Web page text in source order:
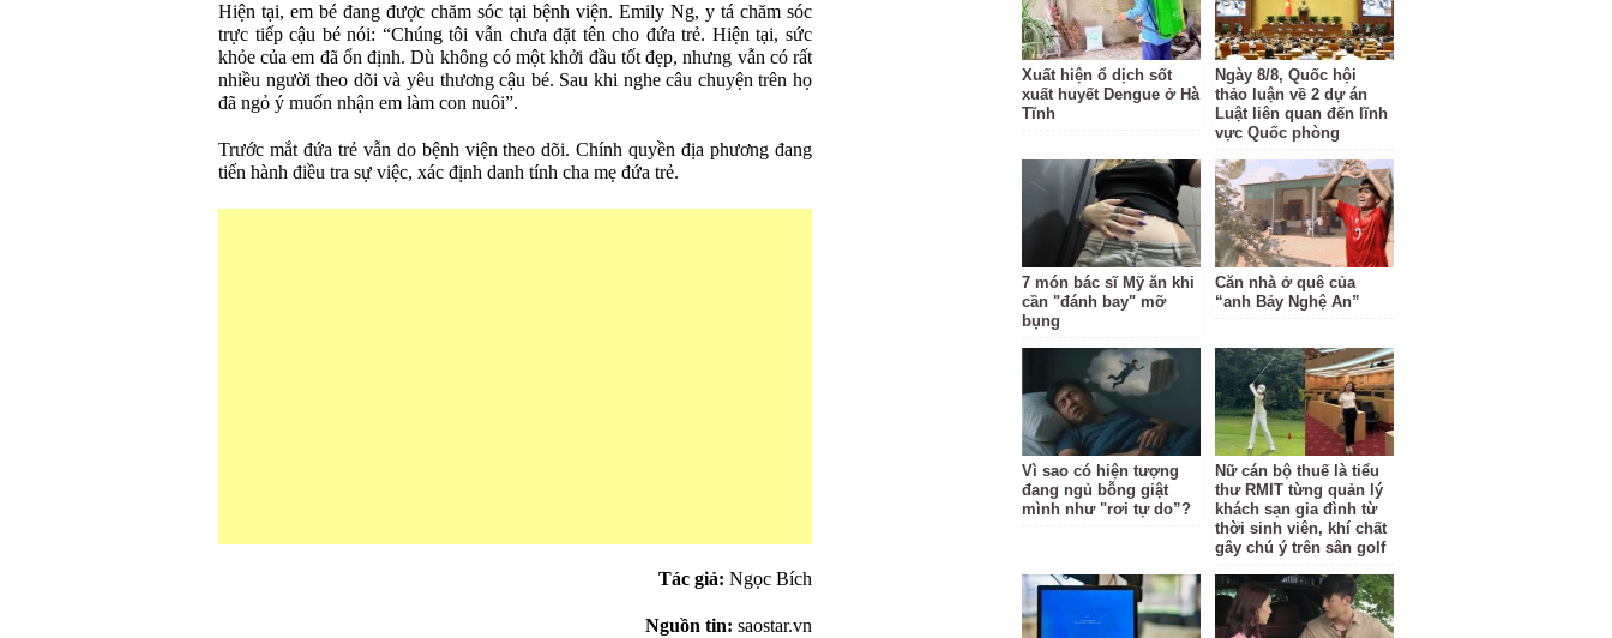
Hiện tại, em bé đang được chăm sóc tại bệnh viện. Emily Ng, y tá chăm sóc
trực tiếp cậu bé nói: “Chúng tôi vẫn chưa đặt tên cho đứa trẻ. Hiện tại, sức
khỏe của em đã ổn định. Dù không có một khởi đầu tốt đẹp, nhưng vẫn có rất
nhiều người theo dõi và yêu thương cậu bé. Sau khi nghe câu chuyện trên họ
đã ngỏ ý muốn nhận em làm con nuôi”.
Trước mắt đứa trẻ vẫn do bệnh viện theo dõi. Chính quyền địa phương đang
tiến hành điều tra sự việc, xác định danh tính cha mẹ đứa trẻ.
Tác giả: Ngọc Bích
Nguồn tin: saostar.vn
Xuất hiện ổ dịch sốt
xuất huyết Dengue ở Hà
Tĩnh
Ngày 8/8, Quốc hội
thảo luận về 2 dự án
Luật liên quan đến lĩnh
vực Quốc phòng
7 món bác sĩ Mỹ ăn khi
cần "đánh bay" mỡ
bụng
Căn nhà ở quê của
“anh Bảy Nghệ An”
Vì sao có hiện tượng
đang ngủ bỗng giật
mình như "rơi tự do”?
Nữ cán bộ thuế là tiểu
thư RMIT từng quản lý
khách sạn gia đình từ
thời sinh viên, khí chất
gây chú ý trên sân golf